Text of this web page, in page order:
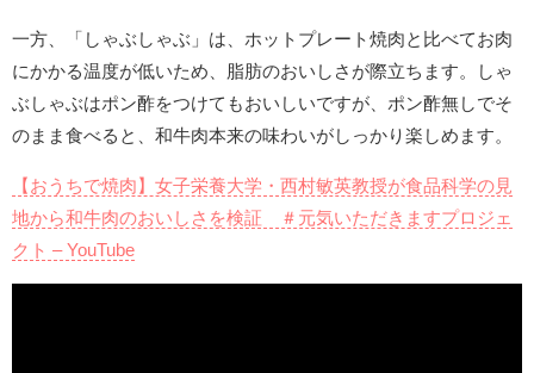
一方、「しゃぶしゃぶ」は、ホットプレート焼肉と比べてお肉
にかかる温度が低いため、脂肪のおいしさが際立ちます。しゃ
ぶしゃぶはポン酢をつけてもおいしいですが、ポン酢無しでそ
のまま食べると、和牛肉本来の味わいがしっかり楽しめます。
【おうちで焼肉】女子栄養大学・西村敏英教授が食品科学の見
地から和牛肉のおいしさを検証 ＃元気いただきますプロジェ
クト – YouTube